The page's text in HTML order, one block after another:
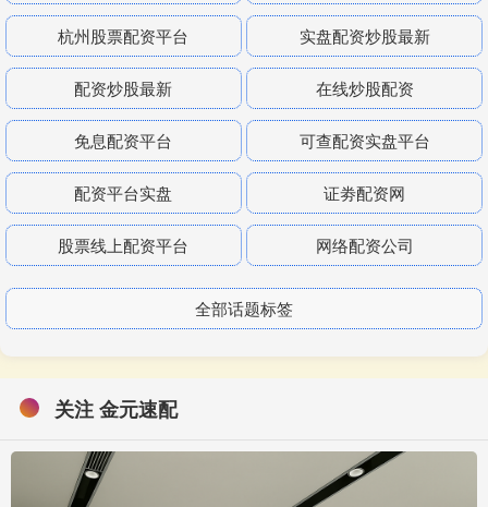
杭州股票配资平台 实盘配资炒股最新
配资炒股最新 在线炒股配资
免息配资平台 可查配资实盘平台
配资平台实盘 证劵配资网
股票线上配资平台 网络配资公司
全部话题标签
关注 金元速配